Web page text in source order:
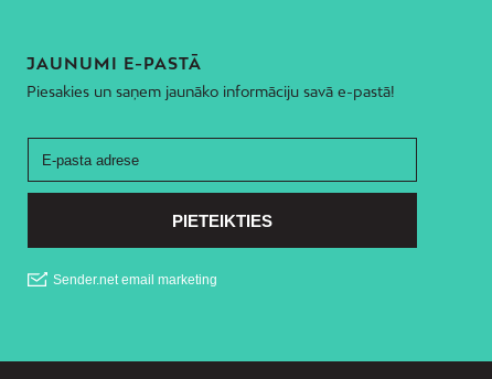
JAUNUMI E-PASTĀ
Piesakies un saņem jaunāko informāciju savā e-pastā!